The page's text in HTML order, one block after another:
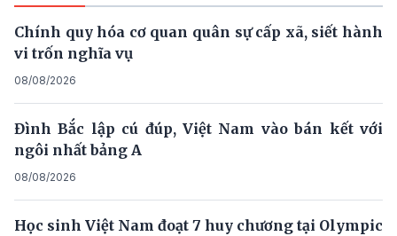
Chính quy hóa cơ quan quân sự cấp xã, siết hành
vi trốn nghĩa vụ
08/08/2026
Đình Bắc lập cú đúp, Việt Nam vào bán kết với
ngôi nhất bảng A
08/08/2026
Học sinh Việt Nam đoạt 7 huy chương tại Olympic